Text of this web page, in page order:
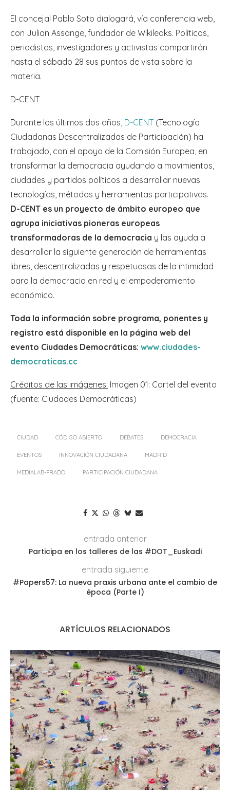
El concejal Pablo Soto dialogará, vía conferencia web,
con Julian Assange, fundador de Wikileaks. Políticos,
periodistas, investigadores y activistas compartirán
hasta el sábado 28 sus puntos de vista sobre la
materia.
D-CENT
Durante los últimos dos años, D-CENT (Tecnología
Ciudadanas Descentralizadas de Participación) ha
trabajado, con el apoyo de la Comisión Europea, en
transformar la democracia ayudando a movimientos,
ciudades y partidos políticos a desarrollar nuevas
tecnologías, métodos y herramientas participativas.
D-CENT es un proyecto de ámbito europeo que
agrupa iniciativas pioneras europeas
transformadoras de la democracia y las ayuda a
desarrollar la siguiente generación de herramientas
libres, descentralizadas y respetuosas de la intimidad
para la democracia en red y el empoderamiento
económico.
Toda la información sobre programa, ponentes y
registro está disponible en la página web del
evento Ciudades Democráticas: www.ciudades-
democraticas.cc
Créditos de las imágenes: Imagen 01: Cartel del evento
(fuente: Ciudades Democráticas)
CIUDAD CÓDIGO ABIERTO DEBATES DEMOCRACIA
EVENTOS INNOVACIÓN CIUDADANA MADRID
MEDIALAB-PRADO PARTICIPACIÓN CIUDADANA
entrada anterior
Participa en los talleres de las #DOT_Euskadi
entrada siguiente
#Papers57: La nueva praxis urbana ante el cambio de
época (Parte I)
ARTÍCULOS RELACIONADOS